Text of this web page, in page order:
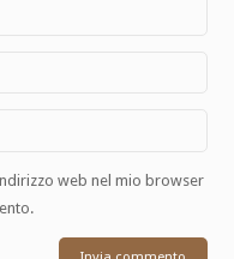
web nel mio browser